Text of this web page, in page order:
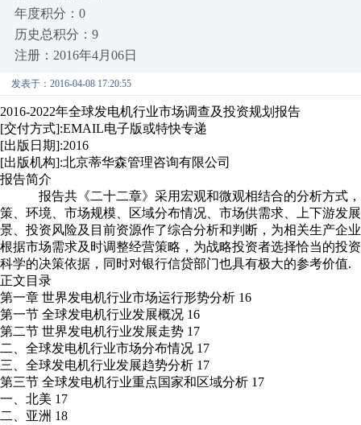
年度积分：0
历史总积分：9
注册：2016年4月06日
发表于：2016-04-08 17:20:55
2016-2022年全球发电机行业市场调查及投资规划报告
[交付方式]:EMAIL电子版或特快专递
[出版日期]:2016
[出版机构]:北京蒂华森管理咨询有限公司
报告简介
报告共《二十二章》采用宏观和微观相结合的分析方式，
策、环境、市场规模、区域分布情况、市场供需求、上下游发
景、投资风险及目前资源作了综合分析和判断，为相关生产企
根据市场需求及时调整经营策略，为战略投资者选择恰当的投
科学的决策依据，同时对银行信贷部门也具有极大的参考价值.
正文目录
第一章 世界发电机行业市场运行形势分析 16
第一节 全球发电机行业发展概况 16
第二节 世界发电机行业发展走势 17
二、全球发电机行业市场分布情况 17
三、全球发电机行业发展趋势分析 17
第三节 全球发电机行业重点国家和区域分析 17
一、北美 17
二、亚洲 18